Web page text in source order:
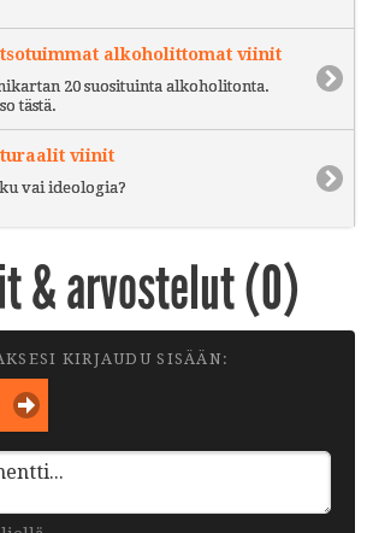
alkoholittomat viinit
20 suosituinta alkoholitonta.
tästä.
viinit
vai ideologia?
& arvostelut (0)
KIRJAUDU SISÄÄN: